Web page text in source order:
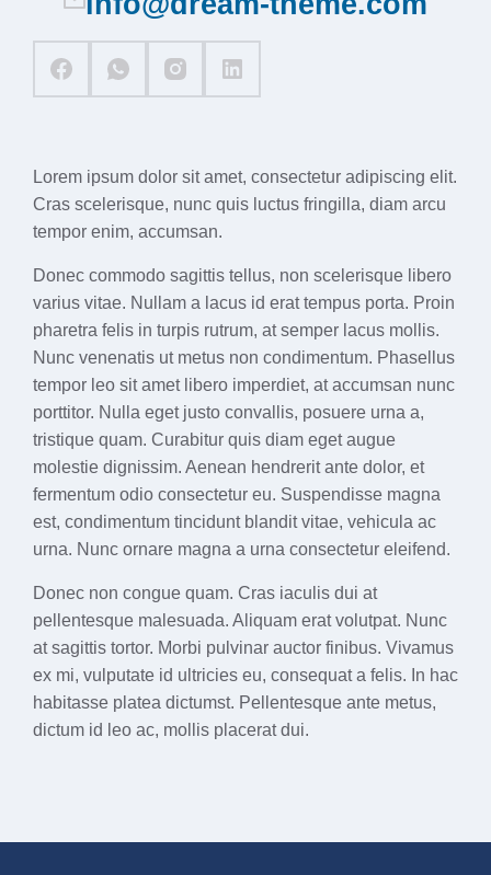
Lorem ipsum dolor sit amet, consectetur adipiscing elit.
Cras scelerisque, nunc quis luctus fringilla, diam arcu
tempor enim, accumsan.
Donec commodo sagittis tellus, non scelerisque libero
varius vitae. Nullam a lacus id erat tempus porta. Proin
pharetra felis in turpis rutrum, at semper lacus mollis.
Nunc venenatis ut metus non condimentum. Phasellus
tempor leo sit amet libero imperdiet, at accumsan nunc
porttitor. Nulla eget justo convallis, posuere urna a,
tristique quam. Curabitur quis diam eget augue
molestie dignissim. Aenean hendrerit ante dolor, et
fermentum odio consectetur eu. Suspendisse magna
est, condimentum tincidunt blandit vitae, vehicula ac
urna. Nunc ornare magna a urna consectetur eleifend.
Donec non congue quam. Cras iaculis dui at
pellentesque malesuada. Aliquam erat volutpat. Nunc
at sagittis tortor. Morbi pulvinar auctor finibus. Vivamus
ex mi, vulputate id ultricies eu, consequat a felis. In hac
habitasse platea dictumst. Pellentesque ante metus,
dictum id leo ac, mollis placerat dui.